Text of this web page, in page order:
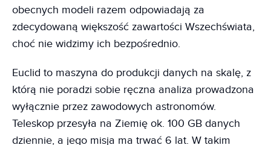
obecnych modeli razem odpowiadają za
zdecydowaną większość zawartości Wszechświata,
choć nie widzimy ich bezpośrednio.
Euclid to maszyna do produkcji danych na skalę, z
którą nie poradzi sobie ręczna analiza prowadzona
wyłącznie przez zawodowych astronomów.
Teleskop przesyła na Ziemię ok. 100 GB danych
dziennie, a jego misja ma trwać 6 lat. W takim